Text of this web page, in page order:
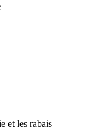
et les rabais